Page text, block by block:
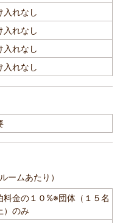
入れなし
入れなし
入れなし
入れなし
ームあたり）
料金の１０%※団体（１５名
）のみ